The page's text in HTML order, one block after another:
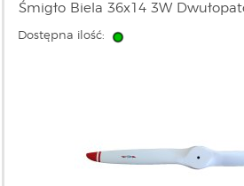
Śmigło Biela 36x14 3W
Dostępna ilość: